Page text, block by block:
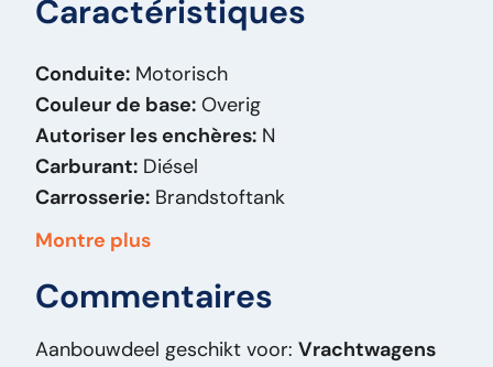
Caractéristiques
Conduite: Motorisch
Couleur de base: Overig
Autoriser les enchères: N
Carburant: Diésel
Carrosserie: Brandstoftank
Hauteur:
70
Largeur:68
Longueur:70
Marque:ACGB 787
Montre plus
Commentaires
Aanbouwdeel geschikt voor: Vrachtwagens